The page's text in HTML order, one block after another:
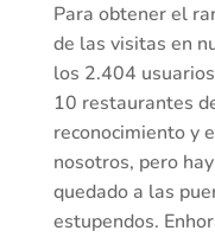
Para obtener el
de las visitas en
los 2.404
10 restaurantes
reconocimiento y
nosotros, pero
quedado a las
estupendos.